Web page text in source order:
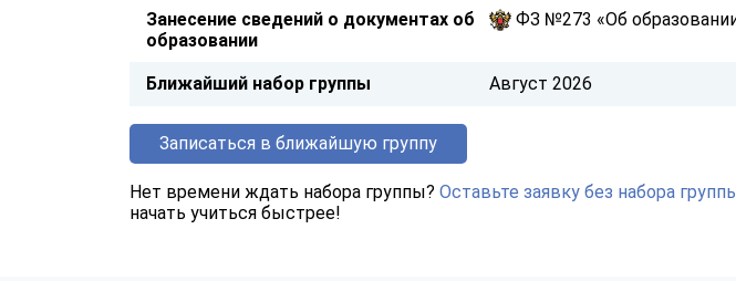
Занесение сведений о документах об
образовании
ФЗ №273 «Об
Ближайший набор группы Август 2026
Записаться в ближайшую группу
Нет времени ждать набора группы? Оставьте заявку без набора
начать учиться быстрее!